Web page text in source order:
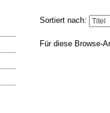
Sortiert nach:
Für diese Browse-